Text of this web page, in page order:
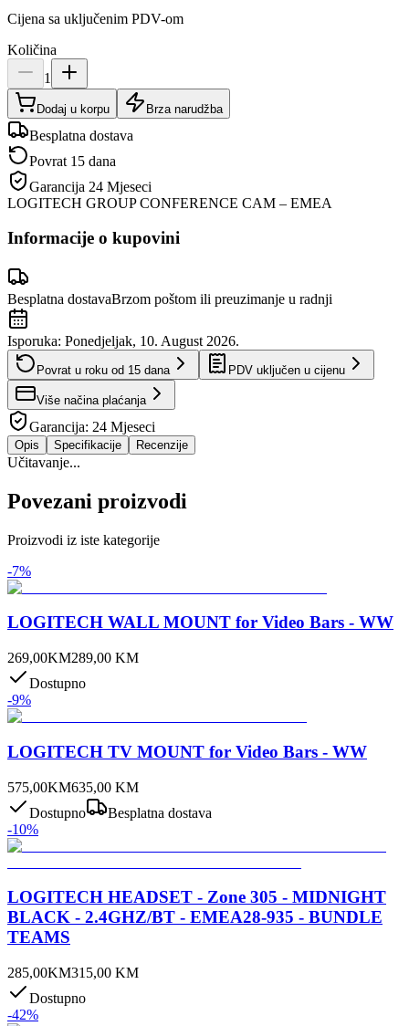
Cijena sa uključenim PDV-om
Količina
1
Dodaj u korpu Brza narudžba
Besplatna dostava
Povrat 15 dana
Garancija 24 Mjeseci
LOGITECH GROUP CONFERENCE CAM – EMEA
Informacije o kupovini
Besplatna dostavaBrzom poštom ili preuzimanje u radnji
Isporuka: Ponedjeljak, 10. August 2026.
Povrat u roku od 15 dana PDV uključen u cijenu
Više načina plaćanja
Garancija: 24 Mjeseci
Opis Specifikacije Recenzije
Učitavanje...
Povezani proizvodi
Proizvodi iz iste kategorije
-7%
LOGITECH WALL MOUNT for Video Bars - WW
269,00KM289,00 KM
Dostupno
-9%
LOGITECH TV MOUNT for Video Bars - WW
575,00KM635,00 KM
Dostupno
Besplatna dostava
-10%
LOGITECH HEADSET - Zone 305 - MIDNIGHT
BLACK - 2.4GHZ/BT - EMEA28-935 - BUNDLE
TEAMS
285,00KM315,00 KM
Dostupno
-42%